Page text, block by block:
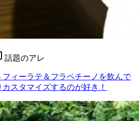
話題のアレ
フィーラテ＆フラペチーノを飲んで
スタマイズするのが好き！